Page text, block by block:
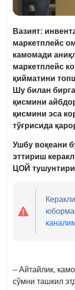
Вазият:
маркетплейс
камомади
маркетплейс
қийматини
Шу билан
қисмини
қисмини эса
тўғрисида
Ушбу воқеани
эттириш
ЦОЙ
– Айтайлик,
сўмни ташкил